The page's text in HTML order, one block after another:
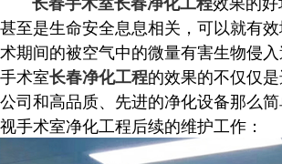
甚至是生命安全息息相关，可以就有
术期间的被空气中的微量有害生物侵
手术室长春净化工程的效果的不仅仅
公司和高品质、先进的净化设备那么
视手术室净化工程后续的维护工作：